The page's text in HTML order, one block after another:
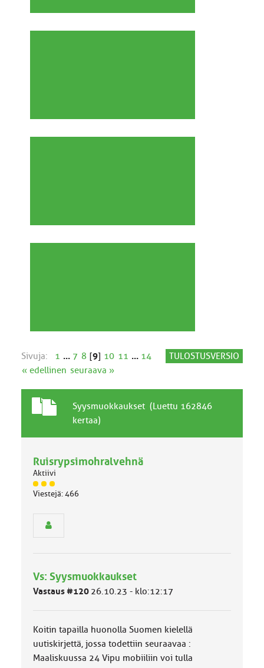
TULOSTUSVERSIO
Sivuja: 1 ... 7 8 [9] 10 11 ... 14
« edellinen seuraava »
a
a
i
n
e
A
i
Syysmuokkaukset (Luettu 162846
kertaa)
Ruisrypsimohralvehnä
Aktiivi
J
ä
m
ä
k
k
a
Viestejä: 466
Vs: Syysmuokkaukset
Vastaus #120 26.10.23 - klo:12:17
Koitin tapailla huonolla Suomen kielellä
uutiskirjettä, jossa todettiin seuraavaa :
Maaliskuussa 24 Vipu mobiiliin voi tulla